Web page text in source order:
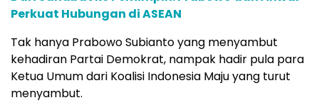
Perkuat Hubungan di ASEAN
Tak hanya Prabowo Subianto yang menyambut
kehadiran Partai Demokrat, nampak hadir pula para
Ketua Umum dari Koalisi Indonesia Maju yang turut
menyambut.